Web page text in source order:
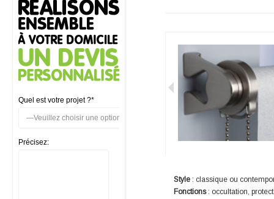
Style: classique ou
Fonctions: occultation,
Quel est votre projet ?*
Précisez: